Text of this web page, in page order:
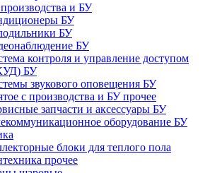
и БУ
БУ
БУ
БУ
контроля и управление доступом
БУ
звукового оповещения БУ
с производства и БУ прочее
запчасти и аксессуары БУ
оборудование БУ
блоки для теплого пола
прочее